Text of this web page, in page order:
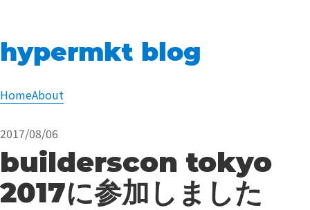
hypermkt blog
HomeAbout
2017/08/06
builderscon tokyo
2017に参加しました